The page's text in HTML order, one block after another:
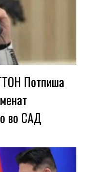
Потпиша
во САД